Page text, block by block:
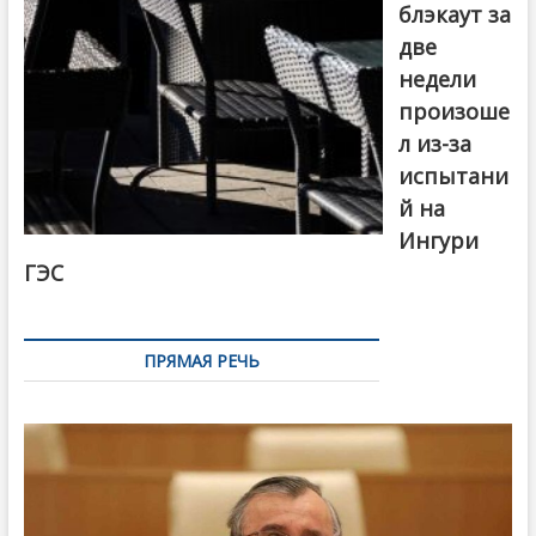
блэкаут за
две
недели
произоше
л из-за
испытани
й на
Ингури
ГЭС
ПРЯМАЯ РЕЧЬ